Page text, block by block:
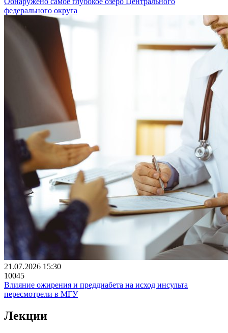
федерального округа
21.07.2026 15:30
10045
Влияние ожирения и преддиабета на исход инсульта
пересмотрели в МГУ
Лекции